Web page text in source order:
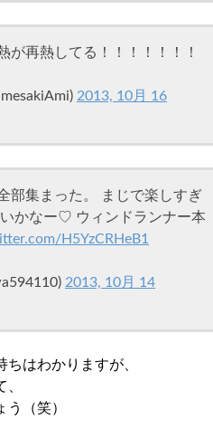
が再熱してる！！！！！！！
2013, 10月 16
部集まった。 まじで楽しすぎ
かなー♡ ウィンドランナー本
H5YzCRHeB1
2013, 10月 14
はわかりますが、
（笑）